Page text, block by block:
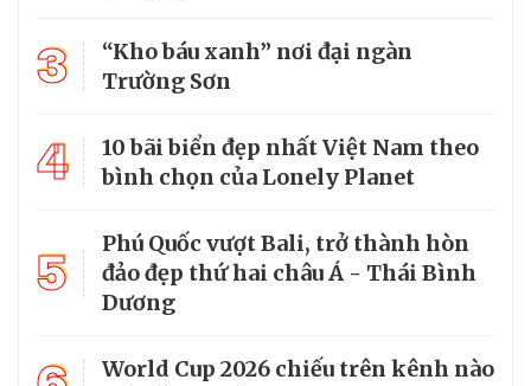
3
“Kho báu xanh” nơi đại ngàn
Trường Sơn
4
10 bãi biển đẹp nhất Việt Nam theo
bình chọn của Lonely Planet
5
Phú Quốc vượt Bali, trở thành hòn
đảo đẹp thứ hai châu Á - Thái Bình
Dương
World Cup 2026 chiếu trên kênh nào